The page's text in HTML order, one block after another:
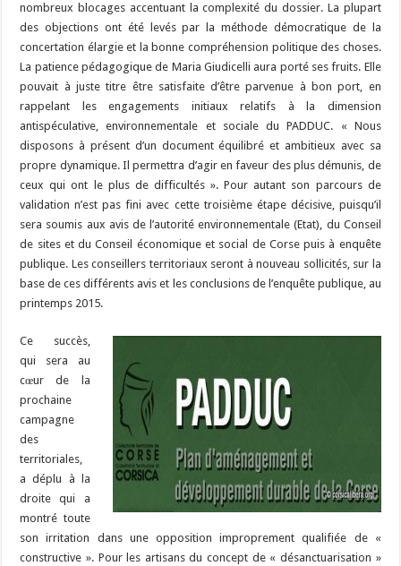
nombreux blocages accentuant la complexité du dossier. La plupart
des objections ont été levés par la méthode démocratique de la
concertation élargie et la bonne compréhension politique des choses.
La patience pédagogique de Maria Giudicelli aura porté ses fruits. Elle
pouvait à juste titre être satisfaite d’être parvenue à bon port, en
rappelant les engagements initiaux relatifs à la dimension
antispéculative, environnementale et sociale du PADDUC. « Nous
disposons à présent d’un document équilibré et ambitieux avec sa
propre dynamique. Il permettra d’agir en faveur des plus démunis, de
ceux qui ont le plus de difficultés ». Pour autant son parcours de
validation n’est pas fini avec cette troisième étape décisive, puisqu’il
sera soumis aux avis de l’autorité environnementale (Etat), du Conseil
de sites et du Conseil économique et social de Corse puis à enquête
publique. Les conseillers territoriaux seront à nouveau sollicités, sur la
base de ces différents avis et les conclusions de l’enquête publique, au
printemps 2015.
Ce succès,
qui sera au
cœur de la
prochaine
campagne
des
territoriales,
a déplu à la
droite qui a
montré toute
son irritation dans une opposition improprement qualifiée de «
constructive ». Pour les artisans du concept de « désanctuarisation »